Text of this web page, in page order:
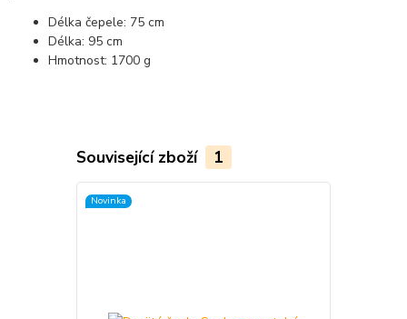
Délka čepele: 75 cm
Délka: 95 cm
Hmotnost: 1700 g
Související zboží 1
Novinka